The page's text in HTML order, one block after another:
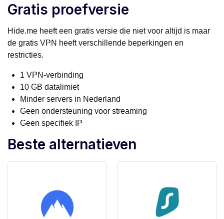
Gratis proefversie
Hide.me heeft een gratis versie die niet voor altijd is maar
de gratis VPN heeft verschillende beperkingen en
restricties.
1 VPN-verbinding
10 GB datalimiet
Minder servers in Nederland
Geen ondersteuning voor streaming
Geen specifiek IP
Beste alternatieven